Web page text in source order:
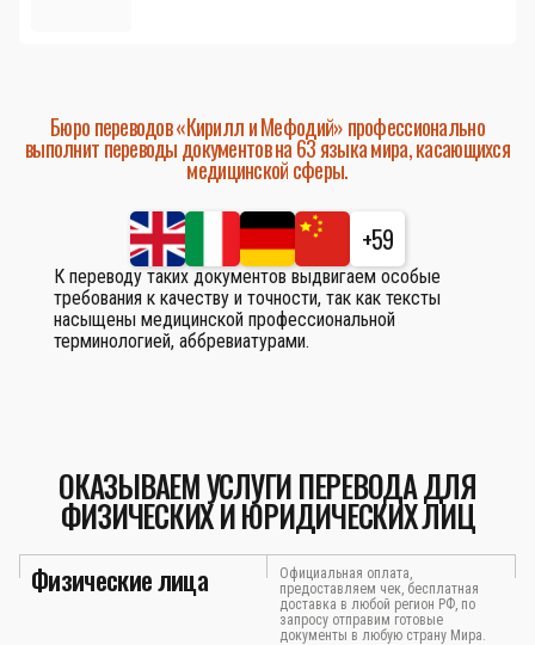
Бюро переводов «Кирилл и Мефодий» профессионально
выполнит переводы документов на 63 языка мира, касающихся
медицинской сферы.
+59
К переводу таких документов выдвигаем особые
требования к качеству и точности, так как тексты
насыщены медицинской профессиональной
терминологией, аббревиатурами.
ОКАЗЫВАЕМ УСЛУГИ ПЕРЕВОДА ДЛЯ
ФИЗИЧЕСКИХ И ЮРИДИЧЕСКИХ ЛИЦ
Физические лица
Официальная оплата,
предоставляем чек, бесплатная
доставка в любой регион РФ, по
запросу отправим готовые
документы в любую страну Мира.